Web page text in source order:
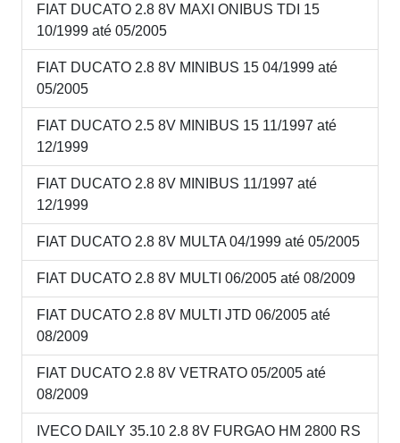
FIAT DUCATO 2.8 8V MAXI ONIBUS TDI 15
10/1999 até 05/2005
FIAT DUCATO 2.8 8V MINIBUS 15 04/1999 até
05/2005
FIAT DUCATO 2.5 8V MINIBUS 15 11/1997 até
12/1999
FIAT DUCATO 2.8 8V MINIBUS 11/1997 até
12/1999
FIAT DUCATO 2.8 8V MULTA 04/1999 até 05/2005
FIAT DUCATO 2.8 8V MULTI 06/2005 até 08/2009
FIAT DUCATO 2.8 8V MULTI JTD 06/2005 até
08/2009
FIAT DUCATO 2.8 8V VETRATO 05/2005 até
08/2009
IVECO DAILY 35.10 2.8 8V FURGAO HM 2800 RS